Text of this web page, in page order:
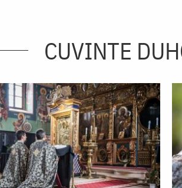
CUVINTE